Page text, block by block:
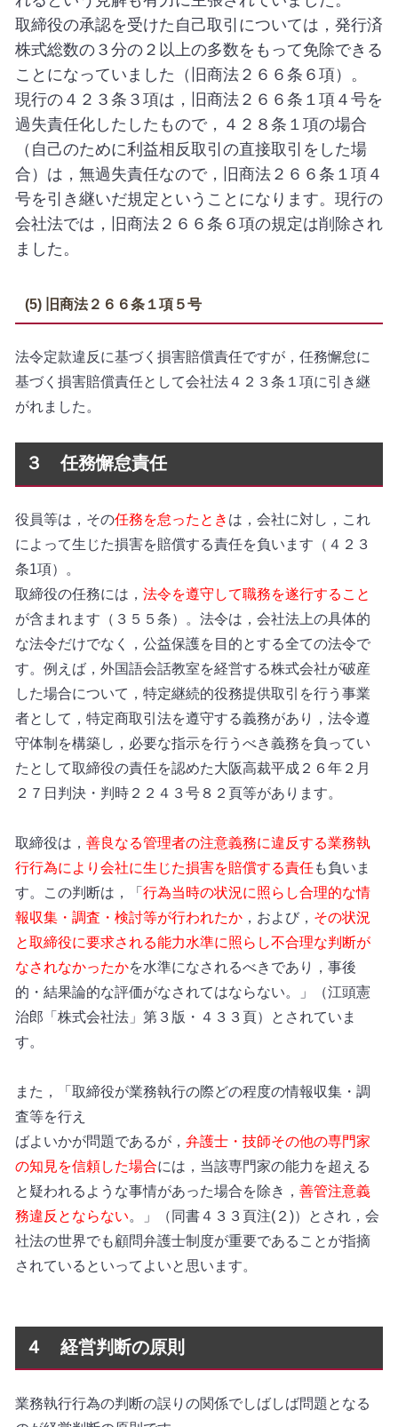
取締役の承認を受けた自己取引については，発行済
株式総数の３分の２以上の多数をもって免除できる
ことになっていました（旧商法２６６条６項）。
現行の４２３条３項は，旧商法２６６条１項４号を
過失責任化したしたもので，４２８条１項の場合
（自己のために利益相反取引の直接取引をした場
合）は，無過失責任なので，旧商法２６６条１項４
号を引き継いだ規定ということになります。現行の
会社法では，旧商法２６６条６項の規定は削除され
ました。
(5) 旧商法２６６条１項５号
法令定款違反に基づく損害賠償責任ですが，任務懈怠に
基づく損害賠償責任として会社法４２３条１項に引き継
がれました。
３ 任務懈怠責任
役員等は，その任務を怠ったとき は，会社に対し，これ
によって生じた損害を賠償する責任を負います（４２３
条1項）。
取締役の任務には， 法令を遵守して職務を遂行すること
が含まれます（３５５条）。法令は，会社法上の具体的
な法令だけでなく，公益保護を目的とする全ての法令で
す。例えば，外国語会話教室を経営する株式会社が破産
した場合について，特定継続的役務提供取引を行う事業
者として，特定商取引法を遵守する義務があり，法令遵
守体制を構築し，必要な指示を行うべき義務を負ってい
たとして取締役の責任を認めた大阪高裁平成２６年２月
２７日判決・判時２２４３号８２頁等があります。
取締役は， 善良なる管理者の注意義務に違反する業務執
行行為により会社に生じた損害を賠償する責任も負いま
す。この判断は，「 行為当時の状況に照らし合理的な情
報収集・調査・検討等が行われたか，および， その状況
と取締役に要求される能力水準に照らし不合理な判断が
なされなかったかを水準になされるべきであり，事後
的・結果論的な評価がなされてはならない。」（江頭憲
治郎「株式会社法」第３版・４３３頁）とされていま
す。
また，「取締役が業務執行の際どの程度の情報収集・調
査等を行え
ばよいかが問題であるが， 弁護士・技師その他の専門家
の知見を信頼した場合には，当該専門家の能力を超える
と疑われるような事情があった場合を除き， 善管注意義
務違反とならない。」（同書４３３頁注(２)）とされ，会
社法の世界でも顧問弁護士制度が重要であることが指摘
されているといってよいと思います。
４ 経営判断の原則
業務執行行為の判断の誤りの関係でしばしば問題となる